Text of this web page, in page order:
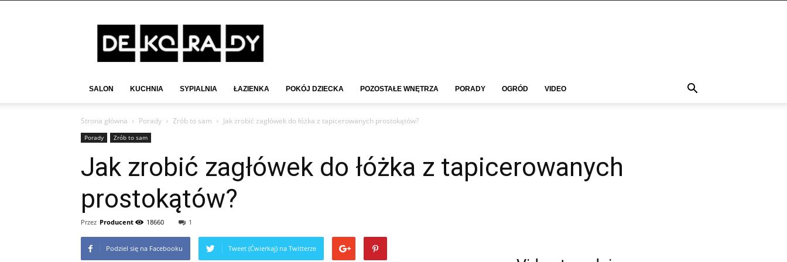
Deko-
Rady.pl
SALON KUCHNIA SYPIALNIA ŁAZIENKA POKÓJ DZIECKA POZOSTAŁE WNĘTRZA PORADY OGRÓD VIDEO
Strona główna Porady Zrób to sam Jak zrobić zagłówek do łóżka z tapicerowanych prostokątów?
Porady Zrób to sam
Jak zrobić zagłówek do łóżka z tapicerowanych
prostokątów?
Przez Producent 18660 1
Podziel się na Facebooku Tweet (Ćwierkaj) na Twitterze